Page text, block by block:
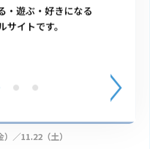
／11.22（土）
・遊ぶ・好きになる
サイトです。